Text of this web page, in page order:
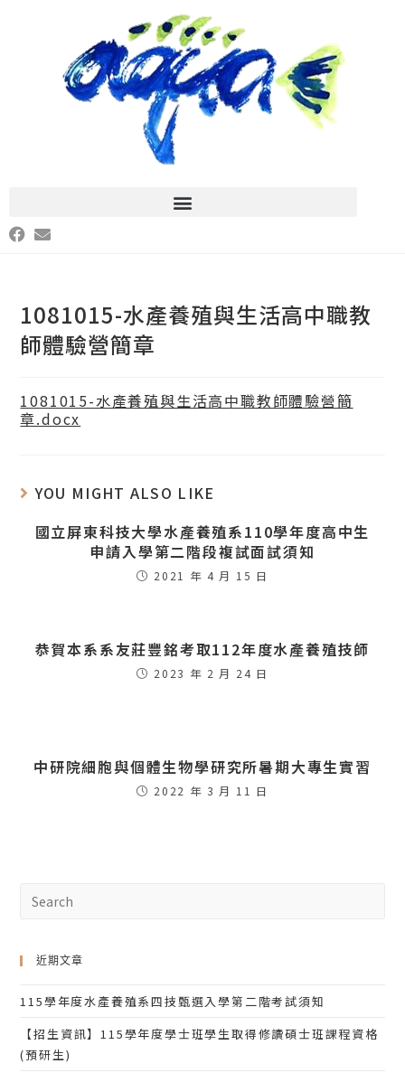
1081015-水產養殖與生活高中職教
師體驗營簡章
1081015-水產養殖與生活高中職教師體驗營簡
章.docx
YOU MIGHT ALSO LIKE
國立屏東科技大學水產養殖系110學年度高中生
申請入學第二階段複試面試須知
2021 年 4 月 15 日
恭賀本系系友莊豐銘考取112年度水產養殖技師
2023 年 2 月 24 日
中研院細胞與個體生物學研究所暑期大專生實習
2022 年 3 月 11 日
近期文章
115學年度水產養殖系四技甄選入學第二階考試須知
【招生資訊】115學年度學士班學生取得修讀碩士班課程資格
(預研生)